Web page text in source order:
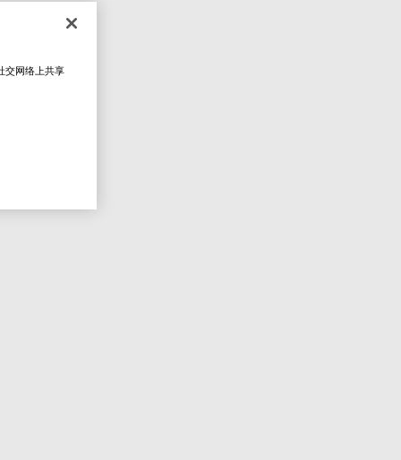
交网络上共享